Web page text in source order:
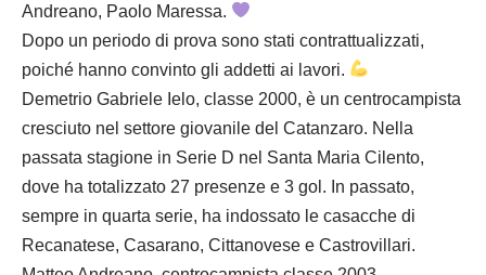
Andreano, Paolo Maressa.
Dopo un periodo di prova sono stati contrattualizzati,
poiché hanno convinto gli addetti ai lavori.
Demetrio Gabriele Ielo, classe 2000, è un centrocampista
cresciuto nel settore giovanile del Catanzaro. Nella
passata stagione in Serie D nel Santa Maria Cilento,
dove ha totalizzato 27 presenze e 3 gol. In passato,
sempre in quarta serie, ha indossato le casacche di
Recanatese, Casarano, Cittanovese e Castrovillari.